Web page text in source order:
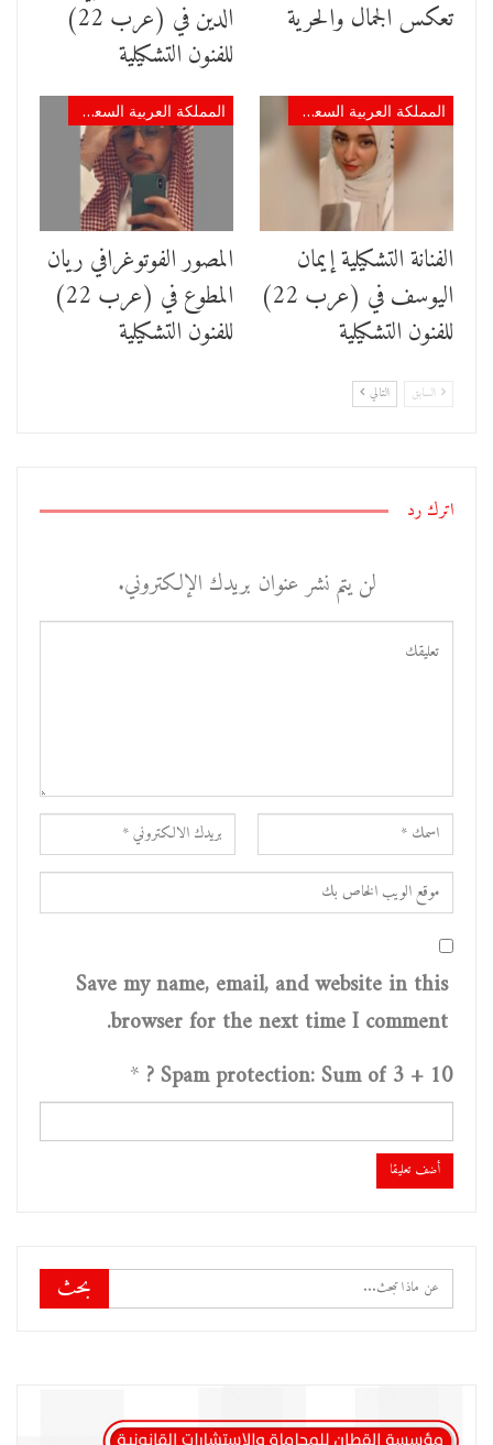
تعكس الجمال والحرية
الدين في (عرب 22)
للفنون التشكيلية
المملكة العربية السعودية
الفنانة التشكيلية إيمان
اليوسف في (عرب 22)
للفنون التشكيلية
المملكة العربية السعودية
المصور الفوتوغرافي ريان
المطوع في (عرب 22)
للفنون التشكيلية
السابق التالي
اترك رد
لن يتم نشر عنوان بريدك الإلكتروني.
Save my name, email, and website in this
browser for the next time I comment.
Spam protection: Sum of 3 + 10 ?
*